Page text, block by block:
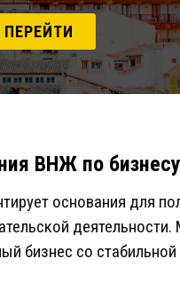
ПЕРЕЙТИ
ВНЖ по бизнесу
основания для
бизнес со